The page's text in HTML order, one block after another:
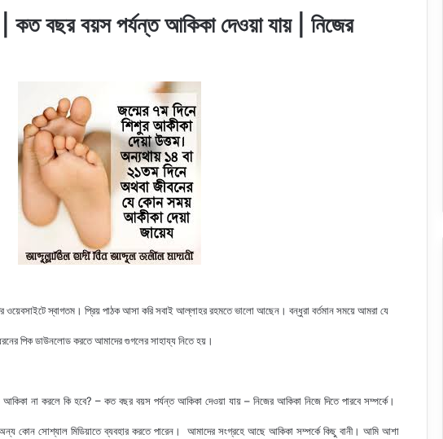
কত বছর বয়স পর্যন্ত আকিকা দেওয়া যায় | নিজের
ওয়েবসাইটে স্বাগতম। প্রিয় পাঠক আসা করি সবাই আল্লাহর রহমতে ভালো আছেন। বন্ধুরা বর্তমান সময়ে আমরা যে
পিক ডাউনলোড করতে আমাদের গুগলের সাহায্য নিতে হয়।
আকিকা না করলে কি হবে? – কত বছর বয়স পর্যন্ত আকিকা দেওয়া যায় – নিজের আকিকা নিজে দিতে পারবে সম্পর্কে।
কোন সোশ্যাল মিডিয়াতে ব্যবহার করতে পারেন। আমাদের সংগ্রহে আছে আকিকা সম্পর্কে কিছু বানী। আমি আশা